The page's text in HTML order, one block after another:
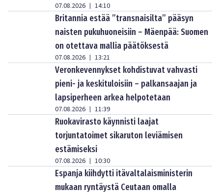
07.08.2026 | 14:10
Britannia estää ”transnaisilta” pääsyn
naisten pukuhuoneisiin – Mäenpää: Suomen
on otettava mallia päätöksestä
07.08.2026 | 13:21
Veronkevennykset kohdistuvat vahvasti
pieni- ja keskituloisiin – palkansaajan ja
lapsiperheen arkea helpotetaan
07.08.2026 | 11:39
Ruokavirasto käynnisti laajat
torjuntatoimet sikaruton leviämisen
estämiseksi
07.08.2026 | 10:30
Espanja kiihdytti itävaltalaisministerin
mukaan ryntäystä Ceutaan omalla